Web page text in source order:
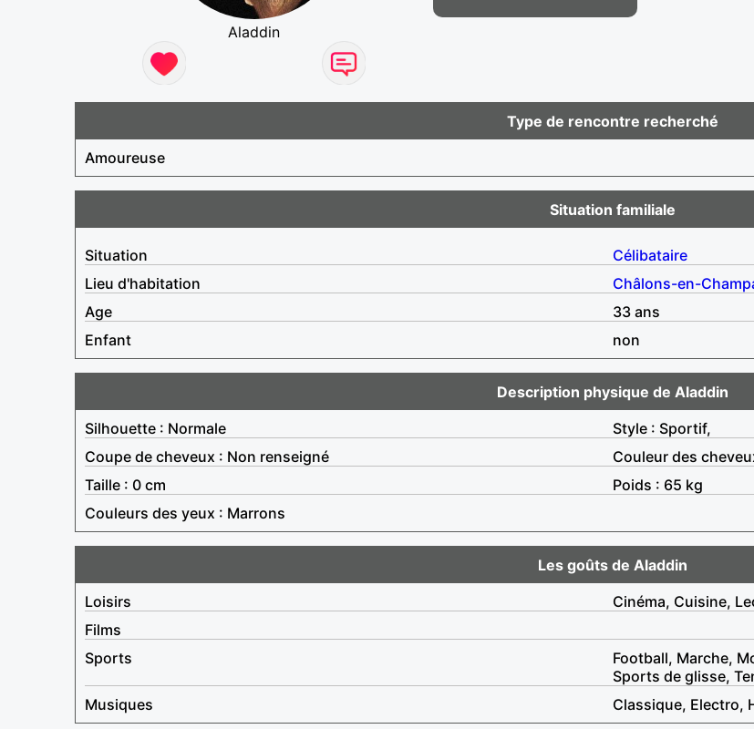
Aladdin
Type de rencontre recherché
Amoureuse
Situation familiale
Situation
Célibataire
Lieu d'habitation
Châlons-en-
Age
33 ans
Enfant
non
Description physique de Aladdin
Silhouette : Normale
Style : Sportif,
Coupe de cheveux : Non renseigné
Couleur des
Taille : 0 cm
Poids : 65 kg
Couleurs des yeux : Marrons
Les goûts de Aladdin
Loisirs
Cinéma, Cuisine,
Films
Sports
Football, Marche,
Sports de glisse,
Musiques
Classique, Electro,